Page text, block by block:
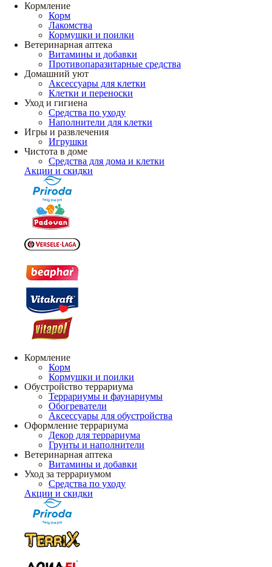
Кормление
Корм
Лакомства
Кормушки и поилки
Ветеринарная аптека
Витамины и добавки
Противопаразитарные средства
Домашний уют
Аксессуары для клетки
Клетки и переноски
Уход и гигиена
Средства по уходу
Наполнители для клетки
Игры и развлечения
Игрушки
Чистота в доме
Средства для дома и клетки
Акции и скидки
Кормление
Корм
Кормушки и поилки
Обустройство террариума
Террариумы и фаунариумы
Обогреватели
Аксессуары для обустройства
Оформление террариума
Декор для террариума
Грунты и наполнители
Ветеринарная аптека
Витамины и добавки
Уход за террариумом
Средства по уходу
Акции и скидки